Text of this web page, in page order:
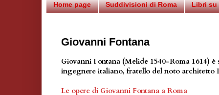
Home page Suddivisioni di Roma Libri su
Giovanni Fontana
Giovanni Fontana (Melide 1540-Roma 1614)
ingegnere italiano, fratello del noto architetto
Le opere di Giovanni Fontana a Roma